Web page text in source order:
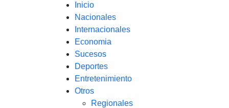
Inicio
Nacionales
Internacionales
Economia
Sucesos
Deportes
Entretenimiento
Otros
Regionales